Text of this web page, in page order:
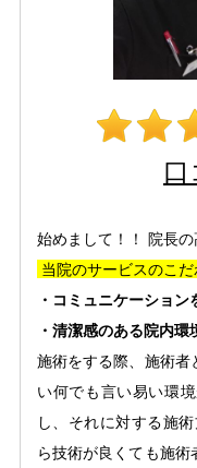
始めまして！！ 院長の
当院のサービスのこだ
・コミュニケーション
・清潔感のある院内環
施術をする際、施術者
い何でも言い易い環
し、それに対する施
ら技術が良くても施